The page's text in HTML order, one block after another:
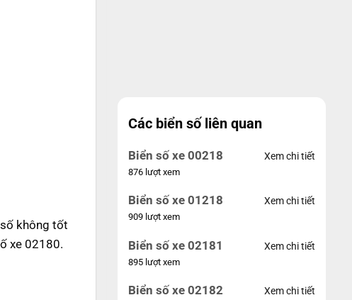
không tốt
xe 02180.
Các biển số liên quan
Biển số xe 00218
876 lượt xem
Xem chi tiết
Biển số xe 01218
909 lượt xem
Xem chi tiết
Biển số xe 02181
895 lượt xem
Xem chi tiết
Biển số xe 02182 Xem chi tiết